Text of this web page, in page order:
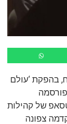
בהפקת ‘עולם
של קהילות
צפונה